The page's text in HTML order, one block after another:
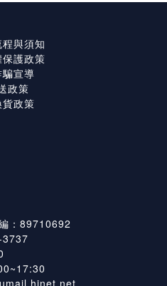
與須知
護政策
宣導
政策
政策
：89710692
3737